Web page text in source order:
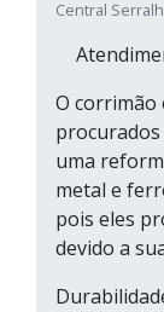
Central
O corrimão
uma
metal e
pois eles
devido a